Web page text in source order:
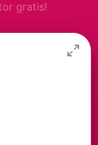
gratis!